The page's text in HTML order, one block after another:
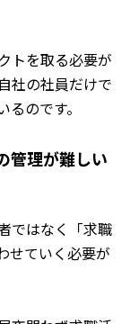
トを取る必要が
社の社員だけで
のです。
管理が難しい
ではなく「求職
せていく必要が